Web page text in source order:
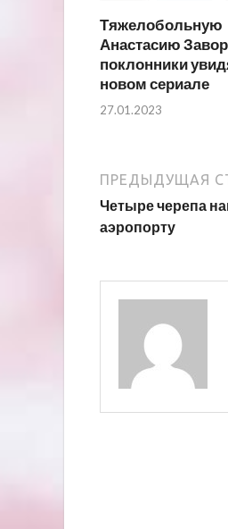
Тяжелобольную
Анастасию
поклонники
новом сериале
27.01.2023
ПРЕДЫДУЩАЯ
Четыре черепа
аэропорту